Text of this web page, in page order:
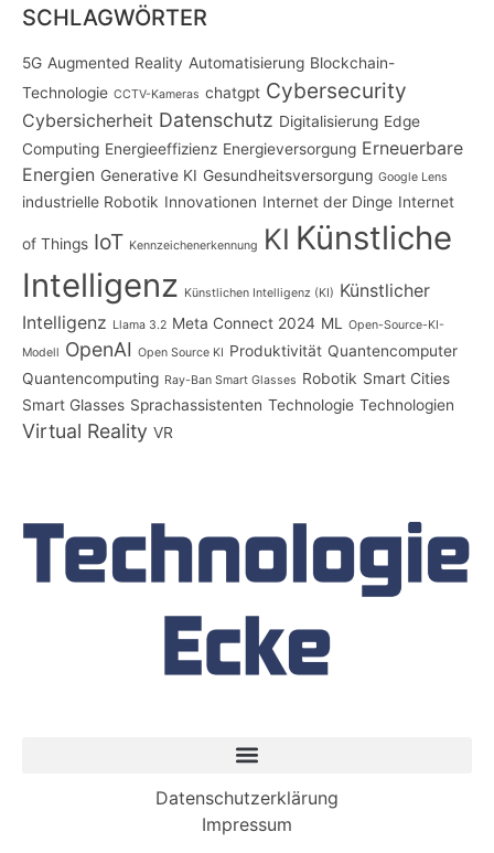
SCHLAGWÖRTER
5G Augmented Reality Automatisierung Blockchain-
Technologie CCTV-Kameras chatgpt Cybersecurity
Cybersicherheit Datenschutz Digitalisierung Edge
Computing Energieeffizienz Energieversorgung Erneuerbare
Energien Generative KI Gesundheitsversorgung Google Lens
industrielle Robotik Innovationen Internet der Dinge Internet
of Things IoT Kennzeichenerkennung KI Künstliche
Intelligenz Künstlichen Intelligenz (KI) Künstlicher
Intelligenz Llama 3.2 Meta Connect 2024 ML
Open-Source-KI-
Modell OpenAI Open Source KI Produktivität Quantencomputer
Quantencomputing Ray-Ban Smart Glasses Robotik Smart Cities
Smart Glasses Sprachassistenten Technologie Technologien
Virtual Reality VR
Datenschutzerklärung
Impressum